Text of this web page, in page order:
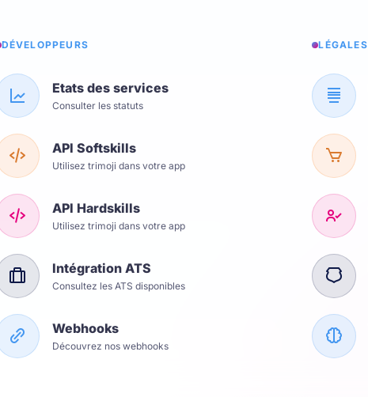
DÉVELOPPEURS
Etats des services
Consulter les statuts
API Softskills
Utilisez trimoji dans votre app
API Hardskills
Utilisez trimoji dans votre app
Intégration ATS
Consultez les ATS disponibles
Webhooks
Découvrez nos webhooks
LÉGALES